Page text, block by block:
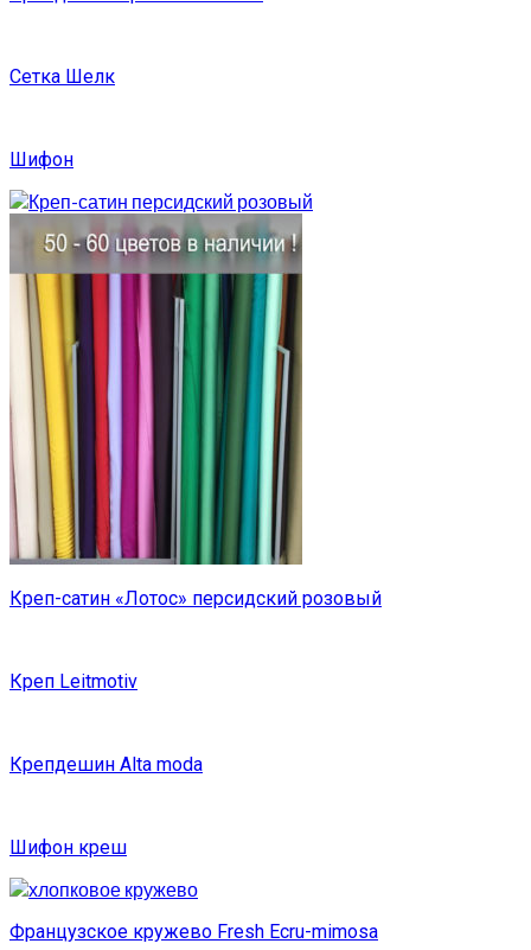
Сетка Шелк
Шифон
Креп-сатин «Лотос» персидский розовый
Креп Leitmotiv
Крепдешин Alta moda
Шифон креш
Французское кружево Fresh Ecru-mimosa